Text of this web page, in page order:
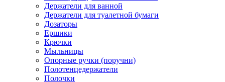
Держатели для ванной
Держатели для туалетной бумаги
Дозаторы
Ершики
Крючки
Мыльницы
Опорные ручки (поручни)
Полотенцедержатели
Полочки